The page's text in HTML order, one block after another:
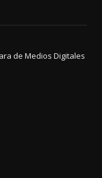
de Medios Digitales